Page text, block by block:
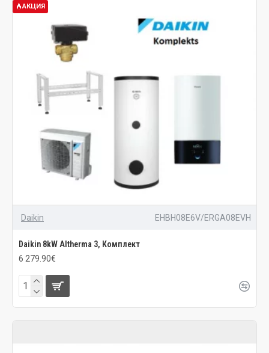
АКЦИЯ
Daikin EHBH08E6V/ERGA08EVH
Daikin 8kW Altherma 3, Комплект
6 279.90€